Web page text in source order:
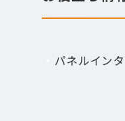
パネルイン